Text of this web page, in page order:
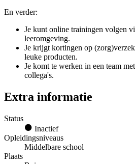
En verder:
Je kunt online trainingen volgen
leeromgeving.
Je krijgt kortingen op
leuke producten.
Je komt te werken in een team
collega's.
Extra informatie
Status
Inactief
Opleidingsniveaus
Middelbare school
Plaats